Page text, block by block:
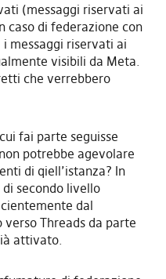
(messaggi riservati ai
caso di federazione con
messaggi riservati ai
visibili da Meta.
che verrebbero
fai parte seguisse
potrebbe agevolare
di qiell’istanza? In
secondo livello
dal
Threads da parte
attivato.